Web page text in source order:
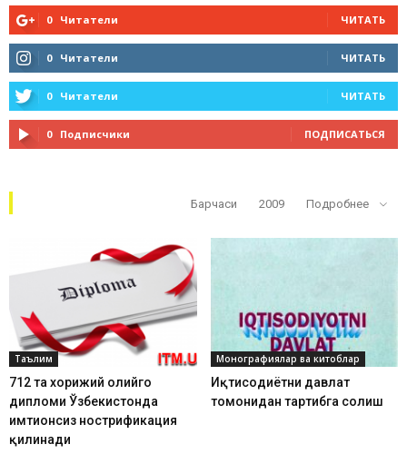
0 Читатели ЧИТАТЬ
0 Читатели ЧИТАТЬ
0 Читатели ЧИТАТЬ
0 Подписчики ПОДПИСАТЬСЯ
Барчаси 2009 Подробнее
Таълим
712 та хорижий олийгоҳ
дипломи Ўзбекистонда
имтиҳонсиз нострификация
қилинади
Монографиялар ва китоблар
Иқтисодиётни давлат
томонидан тартибга солиш